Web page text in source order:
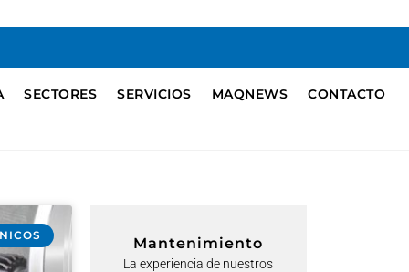
SECTORES SERVICIOS MAQNEWS CONTACTO
Mantenimiento
La experiencia de nuestros